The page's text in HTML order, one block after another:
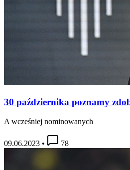
30 października poznamy
A wcześniej nominowanych
09.06.2023 • 78